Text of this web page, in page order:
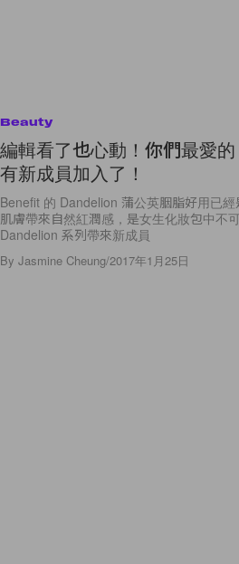
Beauty
編輯看了也心動！你們最愛
有新成員加入了！
Benefit 的 Dandelion 蒲公英胭脂好用已
肌膚帶來自然紅潤感，是女生化妝包中不
Dandelion 系列帶來新成員
By Jasmine Cheung/2017年1月25日